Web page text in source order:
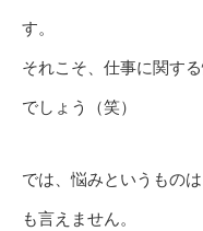
す。
それこそ、仕事に関す
でしょう（笑）
では、悩みというもの
も言えません。